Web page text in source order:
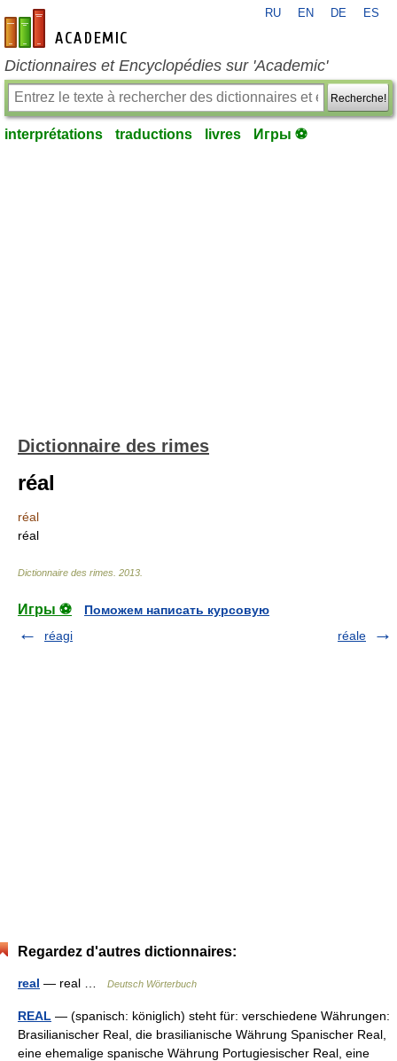
fr-academic.com
RU EN DE ES
Dictionnaires et Encyclopédies sur 'Academic'
Recherche!
interprétations traductions livres Игры ⚽
Dictionnaire des rimes
réal
réal
réal
Dictionnaire des rimes 2013
Игры ⚽
Поможем написать курсовую
réagi
réale
Regardez d'autres dictionnaires:
real — real … Deutsch Wörterbuch
REAL — (spanisch: königlich) steht für: verschiedene Währungen:
Brasilianischer Real, die brasilianische Währung Spanischer Real,
eine ehemalige spanische Währung Portugiesischer Real, eine